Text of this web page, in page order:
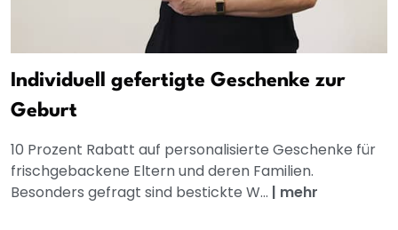
Individuell gefertigte Geschenke zur
Geburt
10 Prozent Rabatt auf personalisierte Geschenke für
frischgebackene Eltern und deren Familien.
Besonders gefragt sind bestickte W... | mehr